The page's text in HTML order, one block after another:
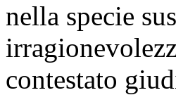
nella specie
contestato